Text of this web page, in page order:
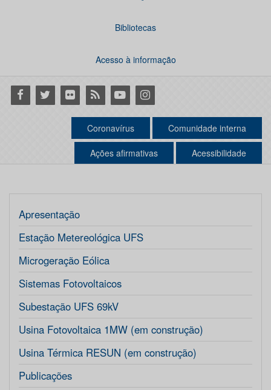
Bibliotecas
Acesso à informação
Facebook
Twitter Flickr RSS YoutubeInstagram
Coronavírus Comunidade interna
Ações afirmativas Acessibilidade
Apresentação
Estação Metereológica UFS
Microgeração Eólica
Sistemas Fotovoltaicos
Subestação UFS 69kV
Usina Fotovoltaica 1MW (em construção)
Usina Térmica RESUN (em construção)
Publicações